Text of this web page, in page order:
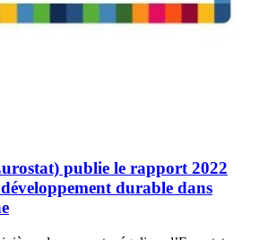
publie le rapport 2022
durable dans